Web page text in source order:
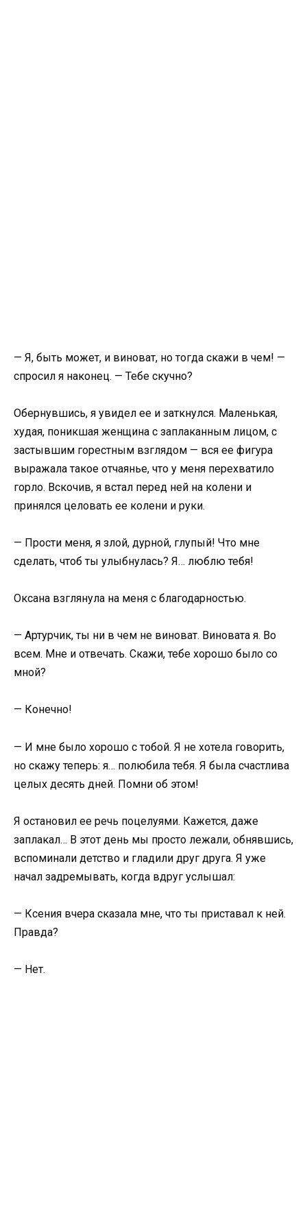
— Я, быть может, и виноват, но тогда скажи в чем! —
спросил я наконец. — Тебе скучно?
Обернувшись, я увидел ее и заткнулся. Маленькая,
худая, поникшая женщина с заплаканным лицом, с
застывшим горестным взглядом — вся ее фигура
выражала такое отчаянье, что у меня перехватило
горло. Вскочив, я встал перед ней на колени и
принялся целовать ее колени и руки.
— Прости меня, я злой, дурной, глупый! Что мне
сделать, чтоб ты улыбнулась? Я… люблю тебя!
Оксана взглянула на меня с благодарностью.
— Артурчик, ты ни в чем не виноват. Виновата я. Во
всем. Мне и отвечать. Скажи, тебе хорошо было со
мной?
— Конечно!
— И мне было хорошо с тобой. Я не хотела говорить,
но скажу теперь: я… полюбила тебя. Я была счастлива
целых десять дней. Помни об этом!
Я остановил ее речь поцелуями. Кажется, даже
заплакал… В этот день мы просто лежали, обнявшись,
вспоминали детство и гладили друг друга. Я уже
начал задремывать, когда вдруг услышал:
— Ксения вчера сказала мне, что ты приставал к ней.
Правда?
— Нет.